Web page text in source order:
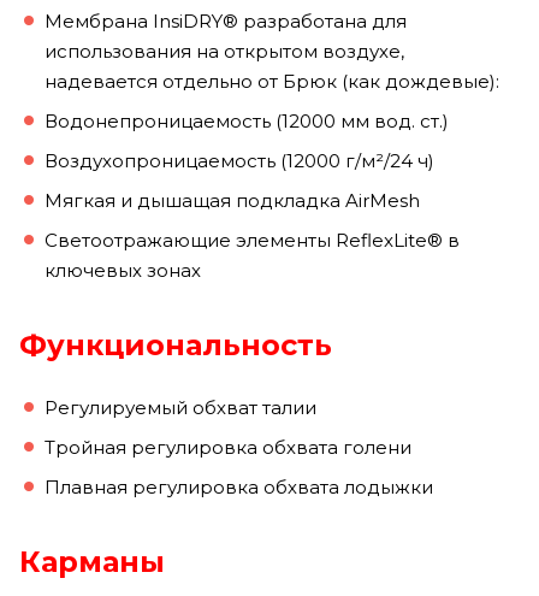
Мембрана InsiDRY® разработана для
использования на открытом воздухе,
надевается отдельно от Брюк (как дождевые):
Водонепроницаемость (12000 мм вод. ст.)
Воздухопроницаемость (12000 г/м²/24 ч)
Мягкая и дышащая подкладка AirMesh
Светоотражающие элементы ReflexLite® в
ключевых зонах
Функциональность
Регулируемый обхват талии
Тройная регулировка обхвата голени
Плавная регулировка обхвата лодыжки
Карманы